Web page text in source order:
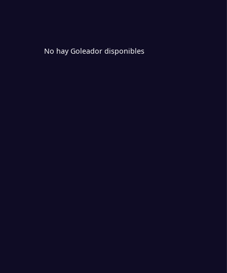
No hay Goleador disponibles